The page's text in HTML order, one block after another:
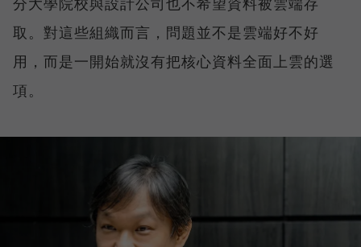
取。對這些組織而言，問題並不是雲端好不好
用，而是一開始就沒有把核心資料全面上雲的選
項。